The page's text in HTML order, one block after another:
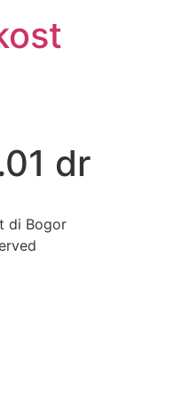
dr
di Bogor